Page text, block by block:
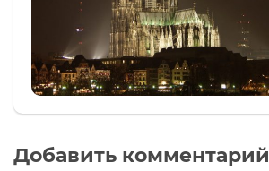
Добавить комментарий